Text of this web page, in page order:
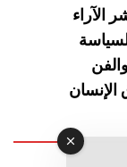
الآراء
والفن